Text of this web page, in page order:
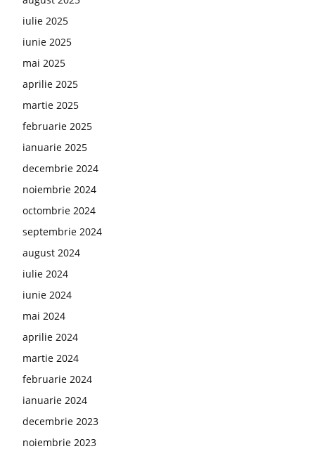
iulie 2025
iunie 2025
mai 2025
aprilie 2025
martie 2025
februarie 2025
ianuarie 2025
decembrie 2024
noiembrie 2024
octombrie 2024
septembrie 2024
august 2024
iulie 2024
iunie 2024
mai 2024
aprilie 2024
martie 2024
februarie 2024
ianuarie 2024
decembrie 2023
noiembrie 2023